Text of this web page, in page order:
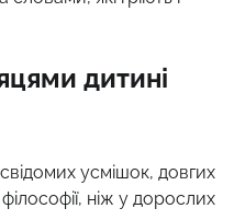
дитині
усмішок, довгих
ніж у дорослих